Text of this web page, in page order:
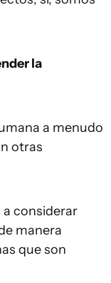
la
a menudo
otras
a considerar
manera
que son